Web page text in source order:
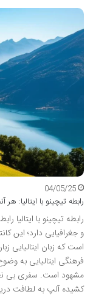
04/05/25
رابطه تیچینو با ایتالیا: هر
رابطه تیچینو با ایتالیا
و جغرافیایی دارد؛ این
است که زبان
فرهنگی ایتالیایی به
مشهود است. سفری بی
کشیده آلپ به لطافت